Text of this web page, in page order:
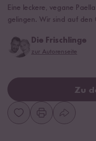
Eine leckere, vegane
gelingen. Wir sind auf den
Die Frischlinge
zur Autorenseite
Zu